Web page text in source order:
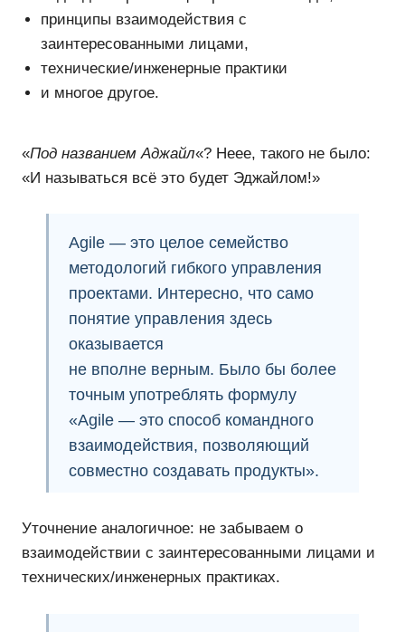
принципы взаимодействия с
заинтересованными лицами,
технические/инженерные практики
и многое другое.
«Под названием Аджайл«? Неее, такого не было:
«И называться всё это будет Эджайлом!»
Agile — это целое семейство
методологий гибкого управления
проектами. Интересно, что само
понятие управления здесь
оказывается
не вполне верным. Было бы более
точным употреблять формулу
«Agile — это способ командного
взаимодействия, позволяющий
совместно создавать продукты».
Уточнение аналогичное: не забываем о
взаимодействии с заинтересованными лицами и
технических/инженерных практиках.